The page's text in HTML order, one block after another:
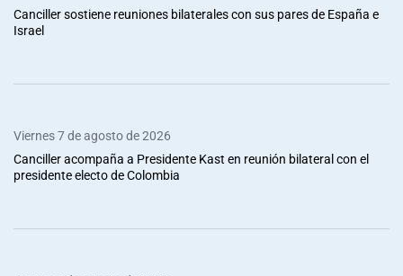
Canciller sostiene reuniones bilaterales con sus pares de España e
Israel
Viernes 7 de agosto de 2026
Canciller acompaña a Presidente Kast en reunión bilateral con el
presidente electo de Colombia